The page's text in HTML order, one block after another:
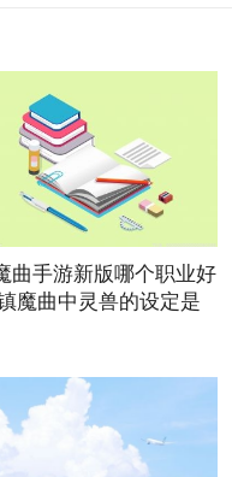
曲手游新版哪个职业好
魔曲中灵兽的设定是